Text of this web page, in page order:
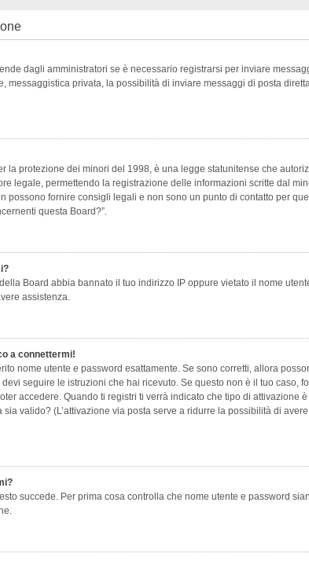
dagli amministratori se è necessario registrarsi per inviare
messaggistica privata, la possibilità di inviare messaggi di posta
la protezione dei minori del 1998, è una legge statunitense che
legale, permettendo la registrazione delle informazioni scritte dal
possono fornire consigli legali e non sono un punto di contatto per
questa Board?”.
Board abbia bannato il tuo indirizzo IP oppure vietato il nome
assistenza.
a connettermi!
nome utente e password esattamente. Se sono corretti, allora
seguire le istruzioni che hai ricevuto. Se questo non è il tuo
accedere. Quando ti registri ti verrà indicato che tipo di
valido? (L’attivazione via posta serve a ridurre la possibilità di
succede. Per prima cosa controlla che nome utente e password